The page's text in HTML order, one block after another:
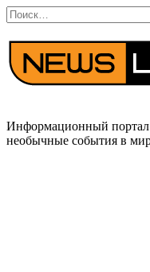
Перейти
к
содержанию
Search
for:
Информационный
необычные события в